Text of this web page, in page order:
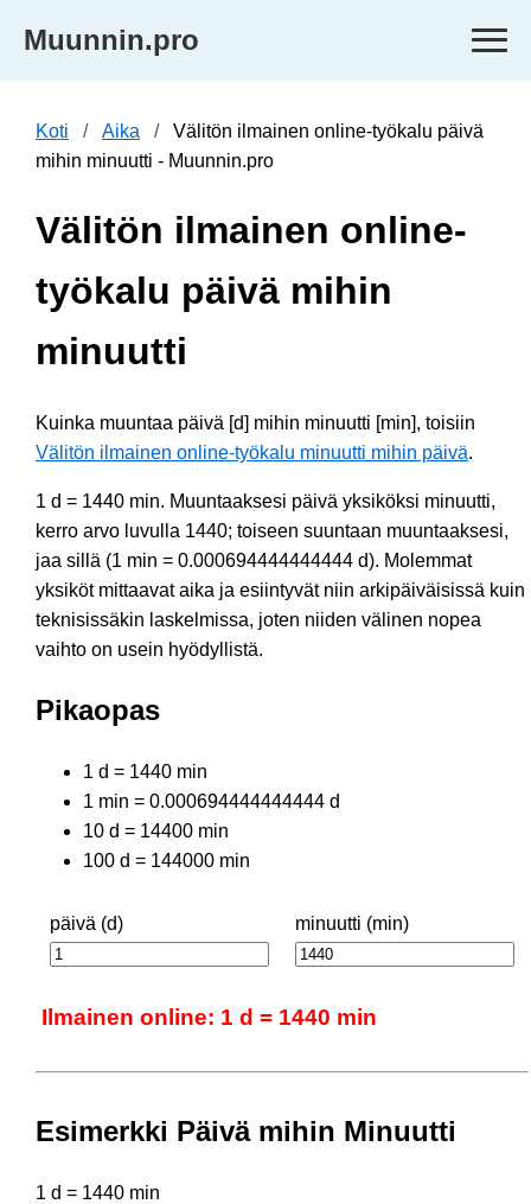
Muunnin.pro
Koti Aika
Välitön ilmainen online-työkalu päivä
mihin minuutti - Muunnin.pro
Välitön ilmainen online-
työkalu päivä mihin
minuutti
Kuinka muuntaa päivä [d] mihin minuutti [min], toisiin
Välitön ilmainen online-työkalu minuutti mihin päivä.
1 d = 1440 min. Muuntaaksesi päivä yksiköksi minuutti,
kerro arvo luvulla 1440; toiseen suuntaan muuntaaksesi,
jaa sillä (1 min = 0.000694444444444 d). Molemmat
yksiköt mittaavat aika ja esiintyvät niin arkipäiväisissä kuin
teknisissäkin laskelmissa, joten niiden välinen nopea
vaihto on usein hyödyllistä.
Pikaopas
1 d = 1440 min
1 min = 0.000694444444444 d
10 d = 14400 min
100 d = 144000 min
päivä (d) minuutti (min)
Ilmainen online: 1 d = 1440 min
Esimerkki Päivä mihin Minuutti
1 d = 1440 min